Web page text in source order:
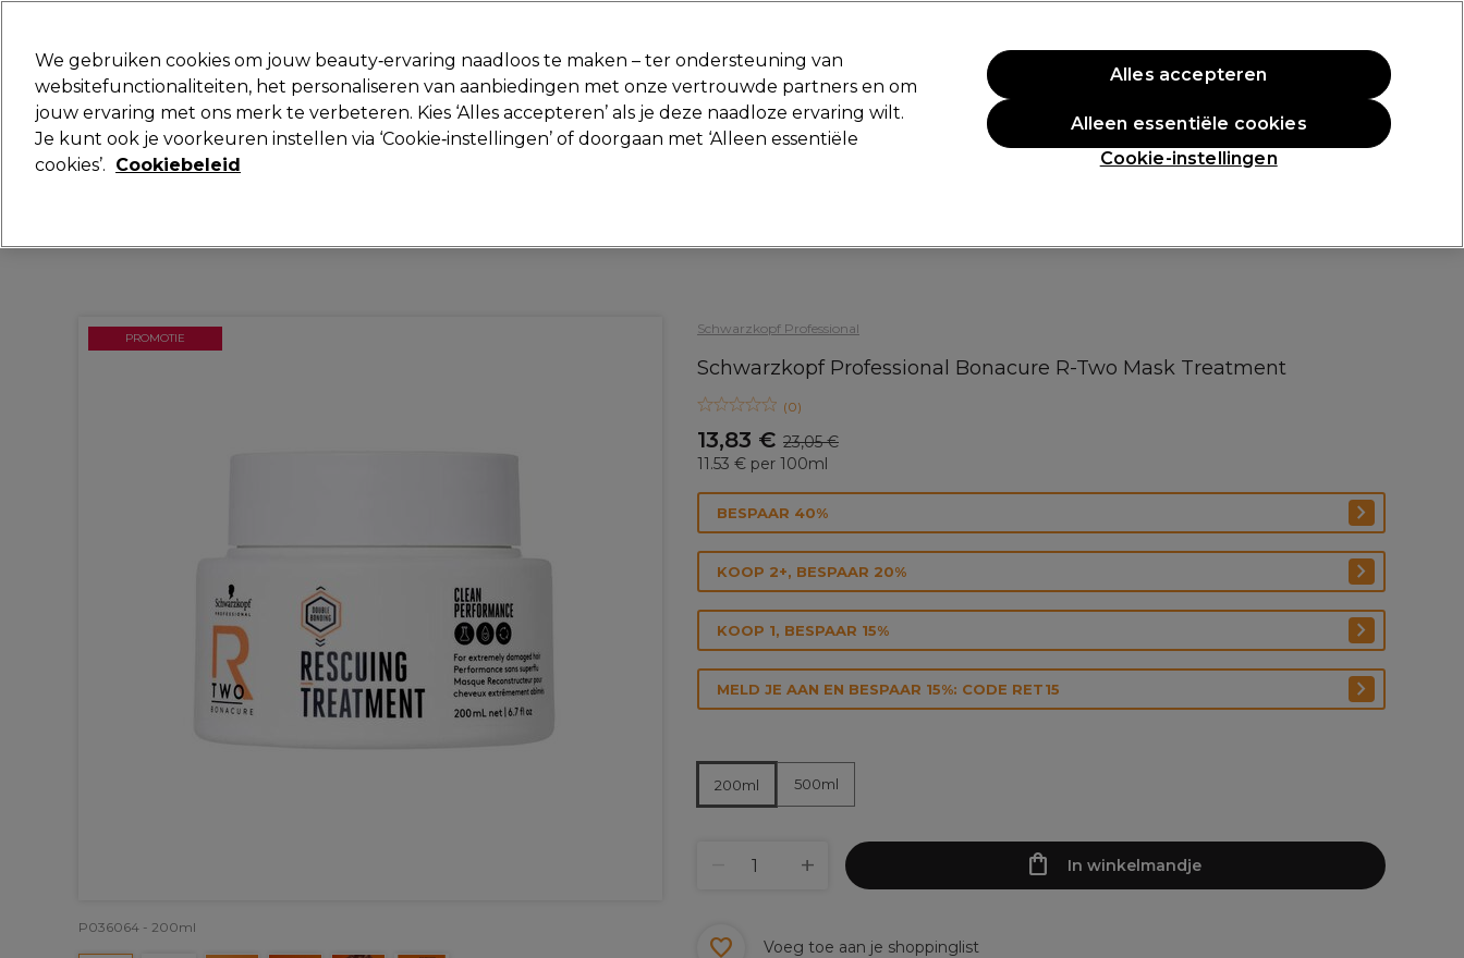
Aanmelden
Merken Deals Haar Elektra Beauty Salon interieur Mannen Vegan Nieuwe producten Professionele Awards
Volgende dag geleverd*
Schwarzkopf Professional
Schwarzkopf Professional Bonacure R-Two Mask Treatment
(0)
13,83 € 23,05 €
11.53 € per 100ml
PROMOTIE
P036064 - 200ml
BESPAAR 40%
KOOP 2+, BESPAAR 20%
KOOP 1, BESPAAR 15%
MELD JE AAN EN BESPAAR 15%: CODE RET15
200ml 500ml
In winkelmandje
Voeg toe aan je shoppinglist
We gebruiken cookies om jouw beauty‑ervaring naadloos te maken – ter ondersteuning van
websitefunctionaliteiten, het personaliseren van aanbiedingen met onze vertrouwde partners en om
jouw ervaring met ons merk te verbeteren. Kies ‘Alles accepteren’ als je deze naadloze ervaring wilt.
Je kunt ook je voorkeuren instellen via ‘Cookie‑instellingen’ of doorgaan met ‘Alleen essentiële
cookies’. Cookiebeleid Cookie-instellingen
Alleen essentiële cookies
Alles accepteren